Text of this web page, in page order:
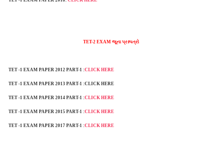
TET-2 EXAM જૂના પ્રશ્નપત્રો
TET -1 EXAM PAPER 2012 PART-1 :CLICK HERE
TET -1 EXAM PAPER 2013 PART-1 :CLICK HERE
TET -1 EXAM PAPER 2014 PART-1 :CLICK HERE
TET -1 EXAM PAPER 2015 PART-1 :CLICK HERE
TET -1 EXAM PAPER 2017 PART-1 :CLICK HERE